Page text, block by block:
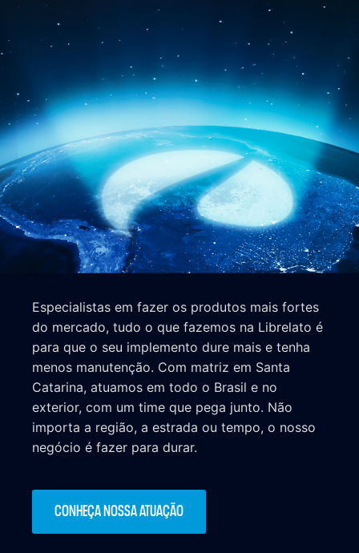
Especialistas em fazer os produtos mais fortes
do mercado, tudo o que fazemos na Librelato é
para que o seu implemento dure mais e tenha
menos manutenção. Com matriz em Santa
Catarina, atuamos em todo o Brasil e no
exterior, com um time que pega junto. Não
importa a região, a estrada ou tempo, o nosso
negócio é fazer para durar.
CONHEÇA NOSSA ATUAÇÃO